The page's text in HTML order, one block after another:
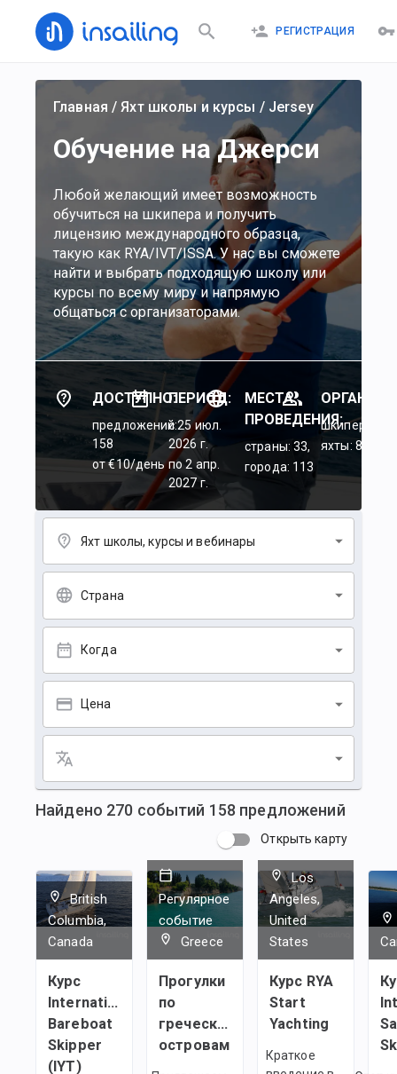
РЕГИСТРАЦИЯ
Главная /Яхт школы и курсы / Jersey
Обучение на Джерси
Любой желающий имеет возможность
обучиться на шкипера и получить
лицензию международного образца,
такую как RYA/IVT/ISSA. У нас вы сможете
найти и выбрать подходящую школу или
курсы по всему миру и напрямую
общаться с организаторами.
ДОСТУПНО:
предложений:
158
от €10/день
ПЕРИОД:
c 25 июл.
2026 г.
по 2 апр.
2027 г.
МЕСТА
ПРОВЕДЕНИЯ:
страны: 33,
города: 113
шкиперы: 45,
яхты: 84
Яхт школы, курсы и вебинары
Страна
Когда
Цена
Найдено 270 событий 158 предложений
Открыть карту
British
Columbia,
Canada
Курс
International
Bareboat
Skipper
(IYT)
Регулярное
событие
Greece
Прогулки
по
греческим
островам
Los
Angeles,
United
States
Курс RYA
Start
Yachting
Краткое